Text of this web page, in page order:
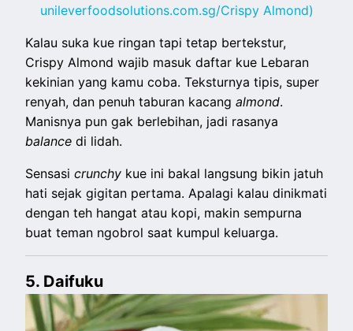
unileverfoodsolutions.com.sg/Crispy Almond)
Kalau suka kue ringan tapi tetap bertekstur,
Crispy Almond wajib masuk daftar kue Lebaran
kekinian yang kamu coba. Teksturnya tipis, super
renyah, dan penuh taburan kacangalmond.
Manisnya pun gak berlebihan, jadi rasanya
balancedi lidah.
Sensasicrunchy kue ini bakal langsung bikin jatuh
hati sejak gigitan pertama. Apalagi kalau dinikmati
dengan teh hangat atau kopi, makin sempurna
buat teman ngobrol saat kumpul keluarga.
5. Daifuku